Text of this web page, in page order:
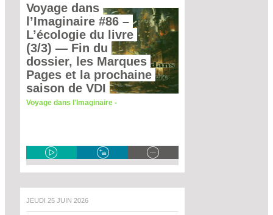
Voyage dans
l’Imaginaire #86 –
L’écologie du livre
(3/3) — Fin du
dossier, les Marques
Pages et la prochaine
saison de VDI
Voyage dans l'Imaginaire -
JEUDI 25 JUIN 2026